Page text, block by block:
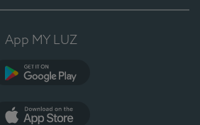
App MY LUZ